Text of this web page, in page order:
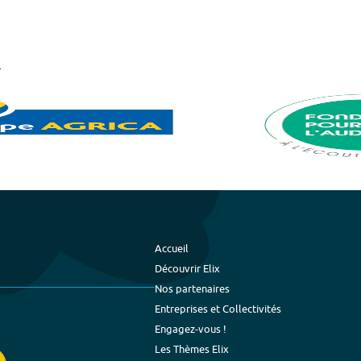
Accueil
Découvrir Elix
Nos partenaires
Entreprises et Collectivités
Engagez-vous !
Les Thèmes Elix